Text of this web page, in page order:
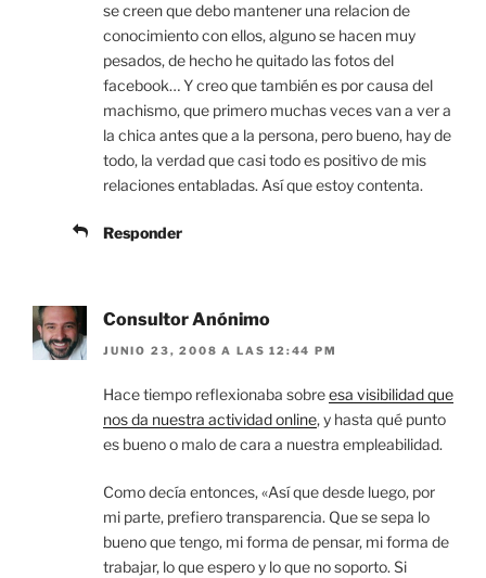
se creen que debo mantener una relacion de
conocimiento con ellos, alguno se hacen muy
pesados, de hecho he quitado las fotos del
facebook… Y creo que también es por causa del
machismo, que primero muchas veces van a ver a
la chica antes que a la persona, pero bueno, hay de
todo, la verdad que casi todo es positivo de mis
relaciones entabladas. Así que estoy contenta.
Responder
Consultor Anónimo
JUNIO 23, 2008 A LAS 12:44 PM
Hace tiempo reflexionaba sobreesa visibilidad que
nos da nuestra actividad online, y hasta qué punto
es bueno o malo de cara a nuestra empleabilidad.
Como decía entonces, «Así que desde luego, por
mi parte, prefiero transparencia. Que se sepa lo
bueno que tengo, mi forma de pensar, mi forma de
trabajar, lo que espero y lo que no soporto. Si